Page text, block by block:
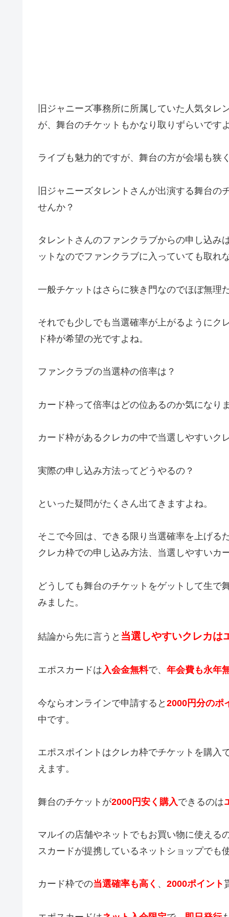
旧ジャニーズ事務所に所属していた人気タ
が、舞台のチケットもかなり取りずらいです
ライブも魅力的ですが、舞台の方が会場も狭
旧ジャニーズタレントさんが出演する舞台
せんか？
タレントさんのファンクラブからの申し込み
ットなのでファンクラブに入っていても取れ
一般チケットはさらに狭き門なのでほぼ無理
それでも少しでも当選確率が上がるようにク
ド枠が希望の光ですよね。
ファンクラブの当選枠の倍率は？
カード枠って倍率はどの位あるのか気になり
カード枠があるクレカの中で当選しやすいク
実際の申し込み方法ってどうやるの？
といった疑問がたくさん出てきますよね。
そこで今回は、できる限り当選確率を上げる
クレカ枠での申し込み方法、当選しやすいカ
どうしても舞台のチケットをゲットして生で
みました。
結論から先に言うと 当選しやすいクレカは
エポスカードは入会金無料で、 年会費も永年
今ならオンラインで申請すると 2000円分のポ
中です。
エポスポイントはクレカ枠でチケットを購入
えます。
舞台のチケットが2000円安く購入できるのは
マルイの店舗やネットでもお買い物に使える
スカードが提携しているネットショップでも
カード枠での当選確率も高く 、 2000ポイント